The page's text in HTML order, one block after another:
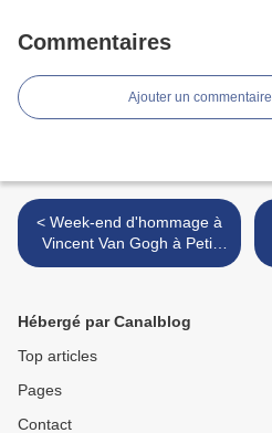
Commentaires
Ajouter un commentaire
< Week-end d'hommage à
Vincent Van Gogh à Petit
Wasmes : 30 & 31 juillet
Hébergé par Canalblog
Top articles
Pages
Contact